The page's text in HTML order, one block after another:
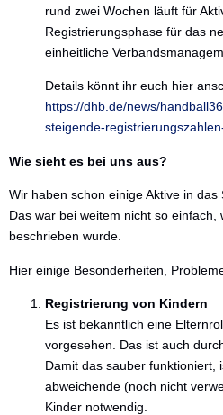
rund zwei Wochen läuft für
Registrierungsphase für das
einheitliche
Details könnt ihr euch hier
https://dhb.de/news/
steigende-
Wie sieht es bei uns aus?
Wir haben schon einige Aktive in das
Das war bei weitem nicht so einfach,
beschrieben wurde.
Hier einige Besonderheiten,
Registrierung von Kindern
Es ist bekanntlich eine
vorgesehen. Das ist auch
Damit das sauber funktioniert,
abweichende (noch nicht
Kinder notwendig.